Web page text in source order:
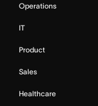
Operations
IT
Product
Sales
Healthcare